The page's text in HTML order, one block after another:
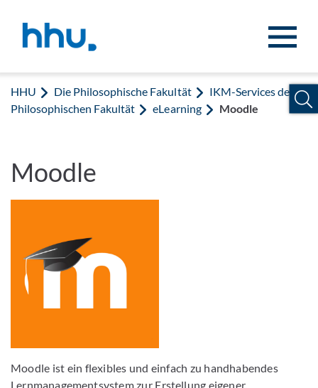
HHU Die Philosophische Fakultät
IKM-Services der
Philosophischen Fakultät
eLearning Moodle
Moodle
Moodle ist ein flexibles und einfach zu handhabendes
Lernmanagementsystem zur Erstellung eigener,